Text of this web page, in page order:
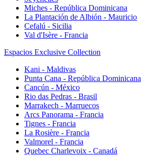
Miches - República Dominicana
La Plantación de Albión - Mauricio
Cefalú - Sicilia
Val d'Isère - Francia
Espacios Exclusive Collection
Kani - Maldivas
Punta Cana - República Dominicana
Cancún - México
Rio das Pedras - Brasil
Marrakech - Marruecos
Arcs Panorama - Francia
Tignes - Francia
La Rosière - Francia
Valmorel - Francia
Quebec Charlevoix - Canadá